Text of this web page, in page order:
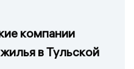
компании
в Тульской